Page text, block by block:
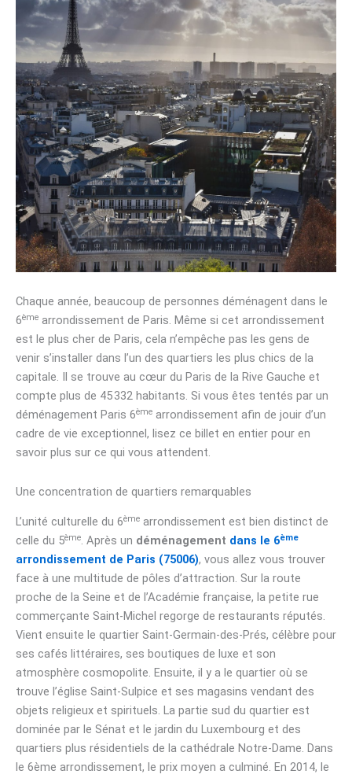
Chaque année, beaucoup de personnes déménagent dans le
6ème arrondissement de Paris. Même si cet arrondissement
est le plus cher de Paris, cela n’empêche pas les gens de
venir s’installer dans l’un des quartiers les plus chics de la
capitale. Il se trouve au cœur du Paris de la Rive Gauche et
compte plus de 45 332 habitants. Si vous êtes tentés par un
déménagement Paris 6ème arrondissement afin de jouir d’un
cadre de vie exceptionnel, lisez ce billet en entier pour en
savoir plus sur ce qui vous attendent.
Une concentration de quartiers remarquables
L’unité culturelle du 6ème arrondissement est bien distinct de
celle du 5ème. Après un déménagement dans le 6ème
arrondissement de Paris (75006), vous allez vous trouver
face à une multitude de pôles d’attraction. Sur la route
proche de la Seine et de l’Académie française, la petite rue
commerçante Saint-Michel regorge de restaurants réputés.
Vient ensuite le quartier Saint-Germain-des-Prés, célèbre pour
ses cafés littéraires, ses boutiques de luxe et son
atmosphère cosmopolite. Ensuite, il y a le quartier où se
trouve l’église Saint-Sulpice et ses magasins vendant des
objets religieux et spirituels. La partie sud du quartier est
dominée par le Sénat et le jardin du Luxembourg et des
quartiers plus résidentiels de la cathédrale Notre-Dame. Dans
le 6ème arrondissement, le prix moyen a culminé. En 2014, le